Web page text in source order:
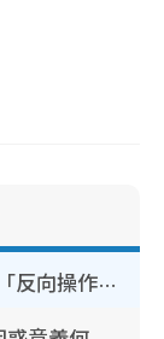
WhatsApp預設貼圖點刪？揭1招「反向操作」還原簡潔介面 附3步實測教學